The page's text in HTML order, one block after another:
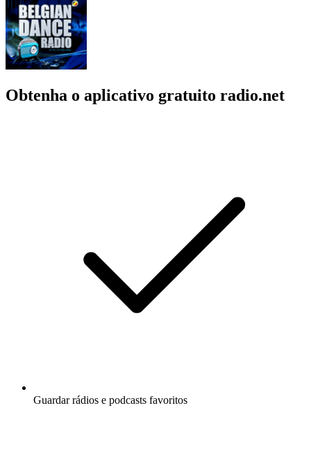
Obtenha o aplicativo gratuito radio.net
Guardar rádios e podcasts favoritos